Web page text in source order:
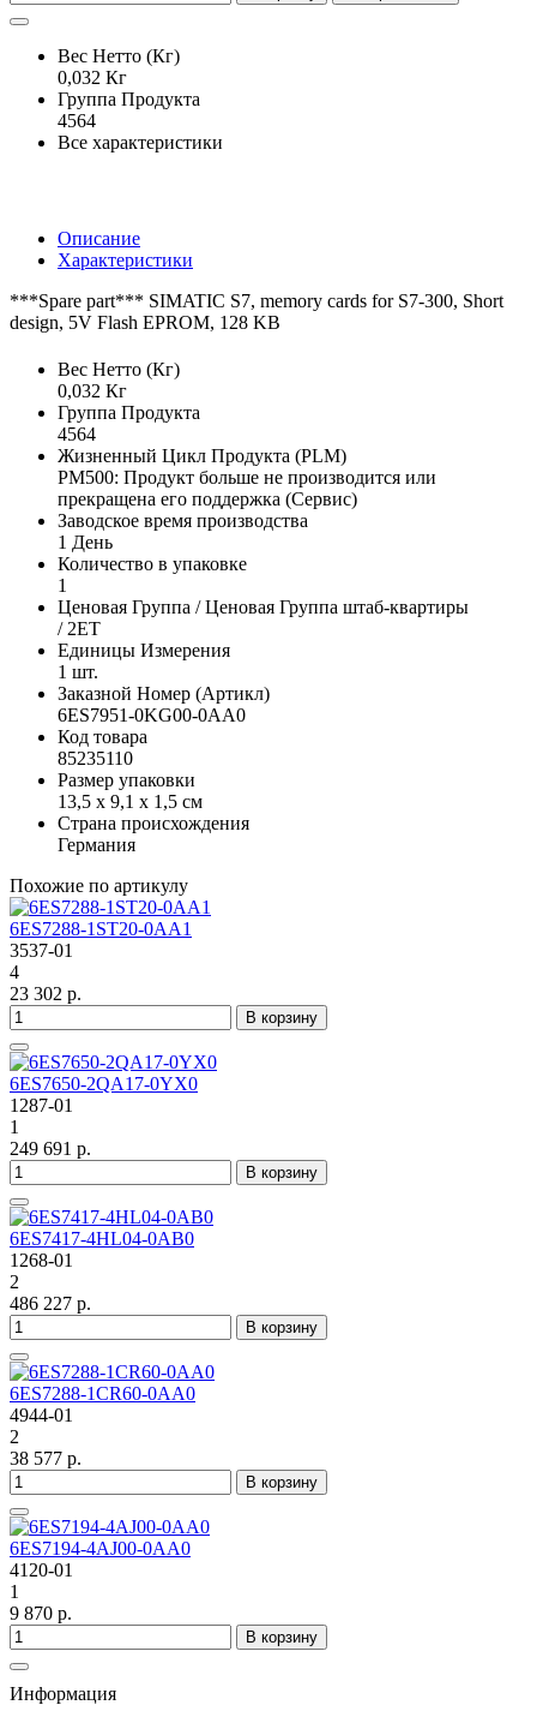
Вес Нетто (Кг)
0,032 Кг
Группа Продукта
4564
Все характеристики
Описание
Характеристики
***Spare part*** SIMATIC S7, memory cards for S7-300, Short
design, 5V Flash EPROM, 128 KB
Вес Нетто (Кг)
0,032 Кг
Группа Продукта
4564
Жизненный Цикл Продукта (PLM)
PM500: Продукт больше не производится или
прекращена его поддержка (Сервис)
Заводское время производства
1 День
Количество в упаковке
1
Ценовая Группа / Ценовая Группа штаб-квартиры
/ 2ET
Единицы Измерения
1 шт.
Заказной Номер (Артикл)
6ES7951-0KG00-0AA0
Код товара
85235110
Размер упаковки
13,5 x 9,1 x 1,5 см
Страна происхождения
Германия
Похожие по артикулу
6ES7288-1ST20-0AA1
3537-01
4
23 302 р.
В корзину
6ES7650-2QA17-0YX0
1287-01
1
249 691 р.
В корзину
6ES7417-4HL04-0AB0
1268-01
2
486 227 р.
В корзину
6ES7288-1CR60-0AA0
4944-01
2
38 577 р.
В корзину
6ES7194-4AJ00-0AA0
4120-01
1
9 870 р.
В корзину
Информация